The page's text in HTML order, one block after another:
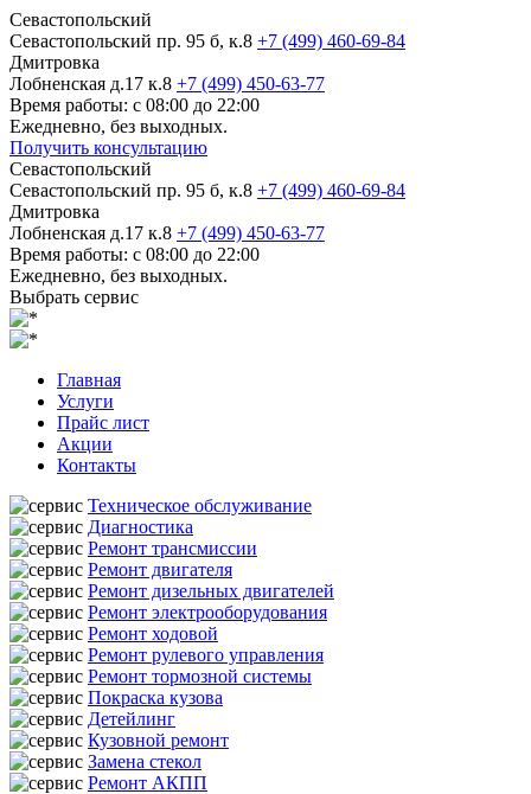
Севастопольский
Севастопольский пр. 95 б, к.8 +7 (499) 460-69-84
Дмитровка
Лобненская д.17 к.8 +7 (499) 450-63-77
Время работы: с 08:00 до 22:00
Ежедневно, без выходных.
Получить консультацию
Севастопольский
Севастопольский пр. 95 б, к.8 +7 (499) 460-69-84
Дмитровка
Лобненская д.17 к.8 +7 (499) 450-63-77
Время работы: с 08:00 до 22:00
Ежедневно, без выходных.
Выбрать сервис
Главная
Услуги
Прайс лист
Акции
Контакты
Техническое обслуживание
Диагностика
Ремонт трансмиссии
Ремонт двигателя
Ремонт дизельных двигателей
Ремонт электрооборудования
Ремонт ходовой
Ремонт рулевого управления
Ремонт тормозной системы
Покраска кузова
Детейлинг
Кузовной ремонт
Замена стекол
Ремонт АКПП